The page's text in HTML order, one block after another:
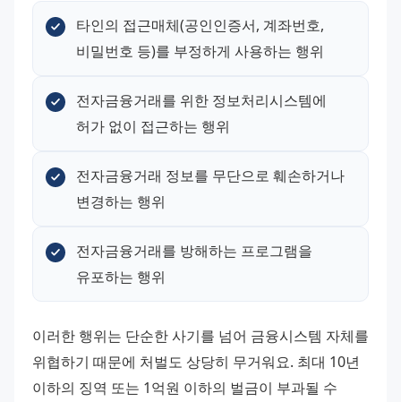
타인의 접근매체(공인인증서, 계좌번호,
비밀번호 등)를 부정하게 사용하는 행위
전자금융거래를 위한 정보처리시스템에
허가 없이 접근하는 행위
전자금융거래 정보를 무단으로 훼손하거나
변경하는 행위
전자금융거래를 방해하는 프로그램을
유포하는 행위
이러한 행위는 단순한 사기를 넘어 금융시스템 자체를
위협하기 때문에 처벌도 상당히 무거워요. 최대 10년
이하의 징역 또는 1억원 이하의 벌금이 부과될 수